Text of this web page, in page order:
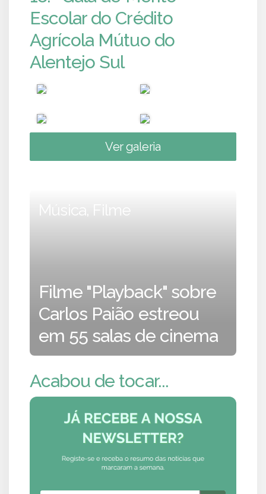
Escolar do Crédito
Agrícola Mútuo do
Alentejo Sul
Ver galeria
Música, Filme
Filme "Playback" sobre
Carlos Paião estreou
em 55 salas de cinema
Acabou de tocar...